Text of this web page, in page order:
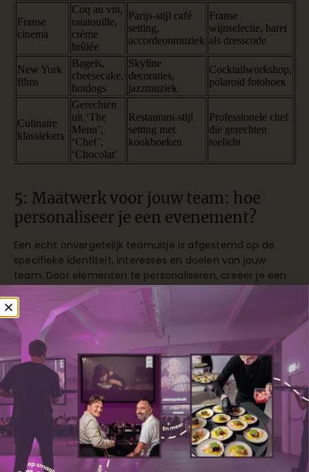
Franse
cinema
Coq au vin,
ratatouille,
crème
brûlée
Parijs-stijl café
setting,
accordeonmuziek
Franse
wijnselectie, baret
als dresscode
New York
films
Bagels,
cheesecake,
hotdogs
Skyline
decoraties,
jazzmuziek
Cocktailworkshop,
polaroid fotohoeк
Culinaire
klassiekers
Gerechten
uit ‘The
Menu’,
‘Chef’,
‘Chocolat’
Restaurant-stijl
setting met
kookboeken
Professionele chef
die gerechten
toelicht
5: Maatwerk voor jouw team: hoe
personaliseer je een evenement?
Een echt onvergetelijk teamuitje is afgestemd op de
specifieke identiteit, interesses en doelen van jouw
team. Door elementen te personaliseren, creëer je een
ervaring die resoneert met de
unieke bedrijfscultuur
en persoonlijkheden in je team. Dit maakt het verschil
tussen een generiek uitje en een betekenisvolle ervaring
die nog lang nagalmt.
Begin met het identificeren van de interesses en
voorkeuren binnen je team. Houdt je team van
competitie of juist van creatieve samenwerking? Zijn er
specifieke films of gastronomische voorkeuren die
aansluiten bij jullie branche of bedrijfswaarden? Door
deze elementen te integreren, maak je het evenement
direct relevanter en persoonlijker.